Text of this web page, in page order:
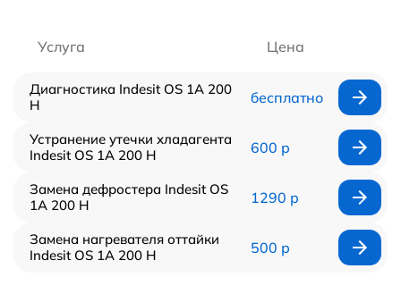
Услуга Цена
Диагностика Indesit OS 1A 200
H
бесплатно
Устранение утечки хладагента
Indesit OS 1A 200 H
600 р
Замена дефростера Indesit OS
1A 200 H
1290 р
Замена нагревателя оттайки
Indesit OS 1A 200 H
500 р